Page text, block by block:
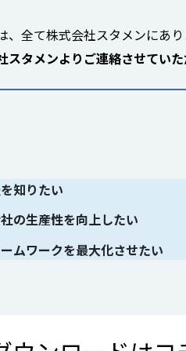
全て株式会社スタメンにあり
タメンよりご連絡させていた
知りたい
の生産性を向上したい
ムワークを最大化させたい